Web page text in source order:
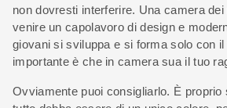
non dovresti interferire. Una camera
venire un capolavoro di design e
giovani si sviluppa e si forma solo con
importante è che in camera sua il tuo
Ovviamente puoi consigliarlo. È proprio